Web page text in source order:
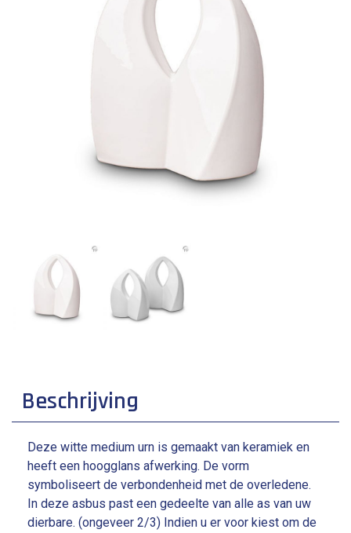
Beschrijving
Deze witte medium urn is gemaakt van keramiek en
heeft een hoogglans afwerking. De vorm
symboliseert de verbondenheid met de overledene.
In deze asbus past een gedeelte van alle as van uw
dierbare. (ongeveer 2/3) Indien u er voor kiest om de